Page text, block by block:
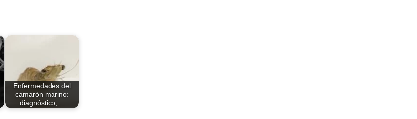
Enfermedades del
camarón marino:
diagnóstico,…